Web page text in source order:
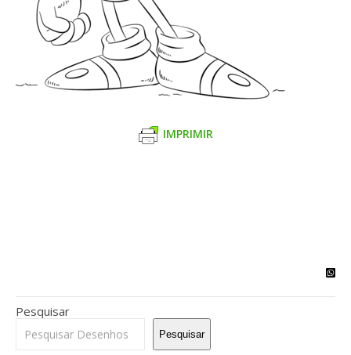
IMPRIMIR
Pesquisar
Pesquisar